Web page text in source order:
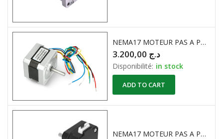
NEMA17 MOTEUR PAS A PAS 42HS34-1704
د.ج
Disponibilité: in stock
ADD TO CART
NEMA17 MOTEUR PAS A PAS 17HS4023 200 Step / 180°